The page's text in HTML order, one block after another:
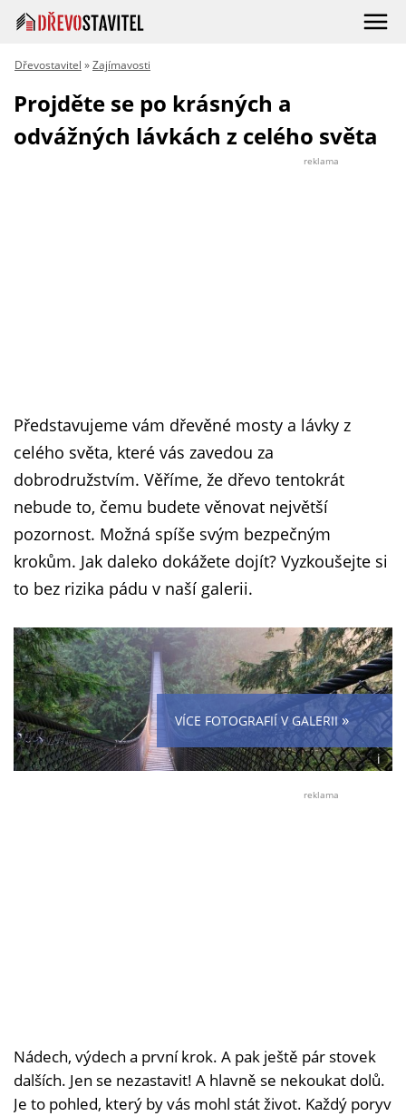
Dřevostavitel »Zajímavosti
Projděte se po krásných a
odvážných lávkách z celého světa
reklama
Představujeme vám dřevěné mosty a lávky z
celého světa, které vás zavedou za
dobrodružstvím. Věříme, že dřevo tentokrát
nebude to, čemu budete věnovat největší
pozornost. Možná spíše svým bezpečným
krokům. Jak daleko dokážete dojít? Vyzkoušejte si
to bez rizika pádu v naší galerii.
VÍCE FOTOGRAFIÍ V GALERII »
i
Foto:
reklama
Nádech, výdech a první krok. A pak ještě pár stovek
dalších. Jen se nezastavit! A hlavně se nekoukat dolů.
Je to pohled, který by vás mohl stát život. Každý poryv